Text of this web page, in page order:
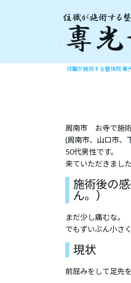
住職が施術する整体院 專
周南市 お寺で施
(周南市、山口市、
50代男性です。
来ていただきました
施術後の
ん。）
まだ少し痛むな。
でもずいぶん小さ
現状
前屈みをして足先